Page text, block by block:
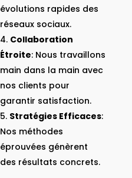
évolutions rapides des
réseaux sociaux.
Collaboration
Étroite: Nous travaillons
main dans la main avec
nos clients pour
garantir satisfaction.
Stratégies Efficaces:
Nos méthodes
éprouvées génèrent
des résultats concrets.